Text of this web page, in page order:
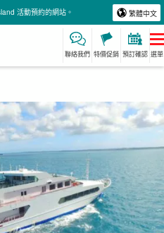
活動預約的網站。 繁體中文
聯絡我們 特價促銷 預訂確認 選單